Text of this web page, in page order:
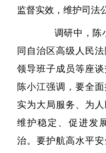
监督实效，维护司法
调研中，陈
同自治区高级人民
领导班子成员等座谈
陈小江强调，要全
实为大局服务、为
维护稳定、促进发
治。要护航高水平